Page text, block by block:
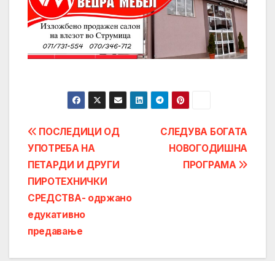
Post
navigation
СЛЕДУВА БОГАТА
НОВОГОДИШНА
ПРОГРАМА
ПОСЛЕДИЦИ ОД
УПОТРЕБА НА
ПЕТАРДИ И ДРУГИ
ПИРОТЕХНИЧКИ
СРЕДСТВА- одржано
едукативно
предавање